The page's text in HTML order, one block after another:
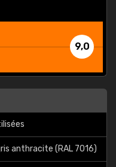
9,0
anthracite (RAL 7016)